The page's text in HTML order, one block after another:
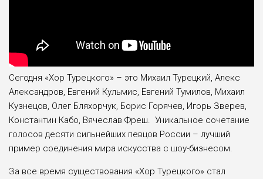
Сегодня «Хор Турецкого» – это Михаил Турецкий, Алекс
Александров, Евгений Кульмис, Евгений Тумилов, Михаил
Кузнецов, Олег Бляхорчук, Борис Горячев, Игорь Зверев,
Константин Кабо, Вячеслав Фреш. Уникальное сочетание
голосов десяти сильнейших певцов России – лучший
пример соединения мира искусства с шоу-бизнесом.
За все время существования «Хор Турецкого» стал